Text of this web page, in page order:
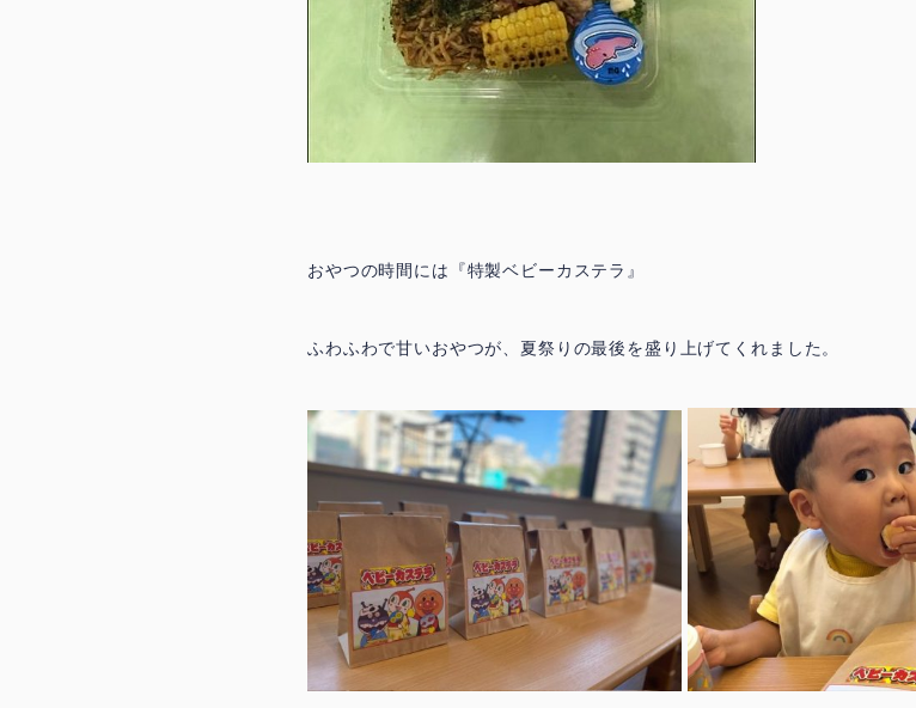
おやつの時間には『特製ベビーカステラ』
ふわふわで甘いおやつが、夏祭りの最後を盛り上げてくれました。